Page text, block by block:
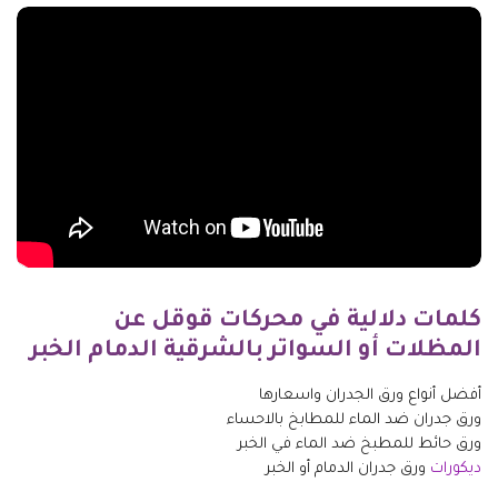
كلمات دلالية في محركات قوقل عن
المظلات أو السواتر بالشرقية الدمام الخبر
أفضل أنواع ورق الجدران واسعارها
ورق جدران ضد الماء للمطابخ بالاحساء
ورق حائط للمطبخ ضد الماء في الخبر
ديكورات ورق جدران الدمام أو الخبر